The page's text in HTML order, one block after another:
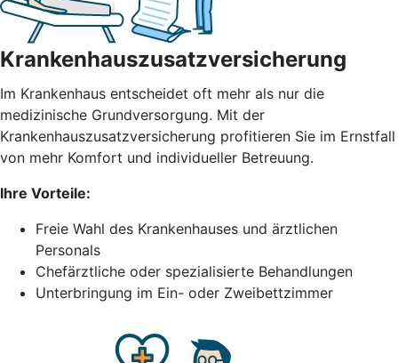
Krankenhauszusatzversicherung
Im Krankenhaus entscheidet oft mehr als nur die
medizinische Grundversorgung. Mit der
Krankenhauszusatzversicherung profitieren Sie im Ernstfall
von mehr Komfort und individueller Betreuung.
Ihre Vorteile:
Freie Wahl des Krankenhauses und ärztlichen
Personals
Chefärztliche oder spezialisierte Behandlungen
Unterbringung im Ein- oder Zweibettzimmer